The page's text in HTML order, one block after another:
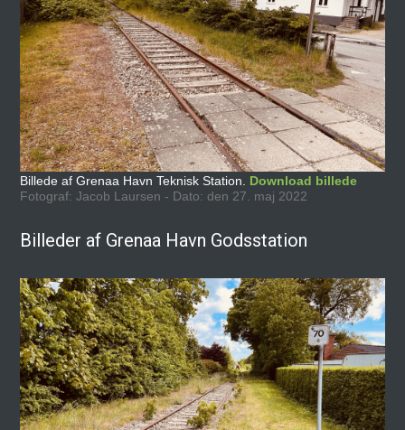
Billede af Grenaa Havn Teknisk Station. Download billede
Fotograf: Jacob Laursen - Dato: den 27. maj 2022
Billeder af Grenaa Havn Godsstation